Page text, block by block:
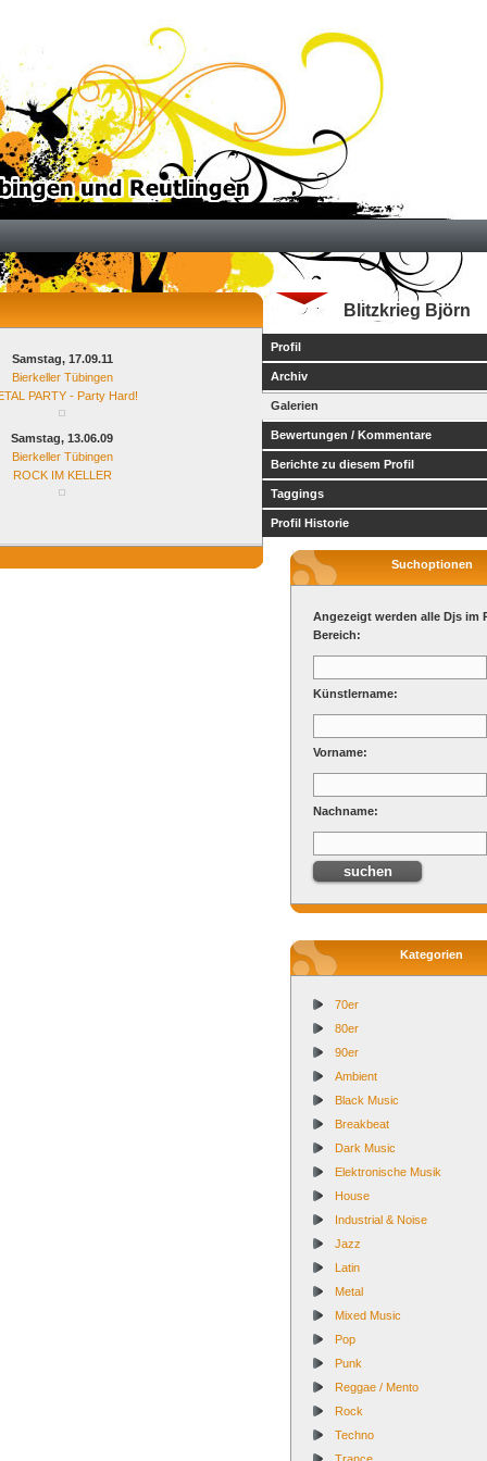
Samstag, 17.09.11
Bierkeller Tübingen
PARTY - Party Hard!
Samstag, 13.06.09
Bierkeller Tübingen
ROCK IM KELLER
Blitzkrieg Björn
Profil
Archiv
Galerien
Bewertungen / Kommentare
Berichte zu diesem Profil
Taggings
Profil Historie
Suchoptionen
Angezeigt werden alle Djs im
Bereich:
Künstlername:
Vorname:
Nachname:
Kategorien
70er
80er
90er
Ambient
Black Music
Breakbeat
Dark Music
Elektronische Musik
House
Industrial & Noise
Jazz
Latin
Metal
Mixed Music
Pop
Punk
Reggae / Mento
Rock
Techno